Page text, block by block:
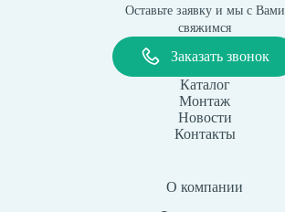
Оставьте заявку и мы с Вами
свяжимся
Заказать звонок
Каталог
Монтаж
Новости
Контакты
О компании